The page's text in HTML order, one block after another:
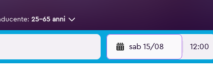
25-65 anni
sab 15/08 12:00